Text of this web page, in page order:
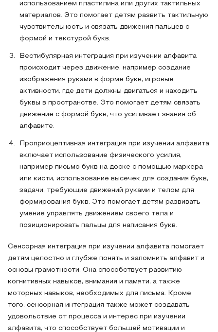
использованием пластилина или других тактильных
материалов. Это помогает детям развить тактильную
чувствительность и связать движения пальцев с
формой и текстурой букв.
Вестибулярная интеграция при изучении алфавита
происходит через движение, например создание
изображения руками в форме букв, игровые
активности, где дети должны двигаться и находить
буквы в пространстве. Это помогает детям связать
движение с формой букв, что усиливает знания об
алфавите.
Проприоцептивная интеграция при изучении алфавита
включает использование физического усилия,
например письмо букв на доске с помощью маркера
или кисти, использование высечек для создания букв,
задачи, требующие движений руками и телом для
формирования букв. Это помогает детям развивать
умение управлять движением своего тела и
позиционировать пальцы для написания букв.
Сенсорная интеграция при изучении алфавита помогает
детям целостно и глубже понять и запомнить алфавит и
основы грамотности. Она способствует развитию
когнитивных навыков, внимания и памяти, а также
моторных навыков, необходимых для письма. Кроме
того, сенсорная интеграция также может создавать
удовольствие от процесса и интерес при изучении
алфавита, что способствует большей мотивации и